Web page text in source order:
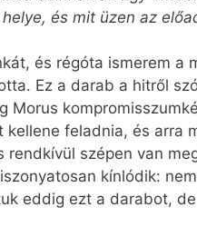
és mit üzen az
és rég­óta ismerem
Ez a darab a hitről
Morus
kellene feladnia, és
rendkívül szépen van
kínlódik:
eddig ezt a darabot,